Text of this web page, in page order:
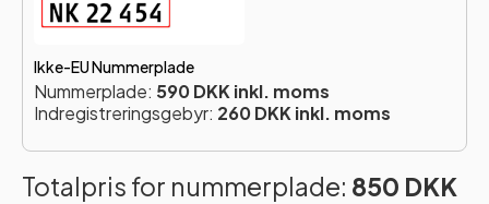
Ikke-EU Nummerplade
Nummerplade: 590 DKK inkl. moms
Indregistreringsgebyr: 260 DKK inkl. moms
Totalpris for nummerplade: 850 DKK